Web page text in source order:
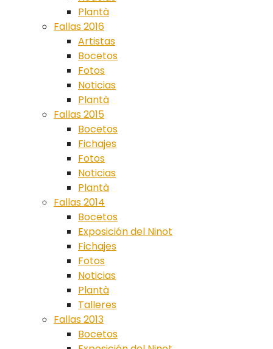
Plantà
Fallas 2016
Artistas
Bocetos
Fotos
Noticias
Plantà
Fallas 2015
Bocetos
Fichajes
Fotos
Noticias
Plantà
Fallas 2014
Bocetos
Exposición del Ninot
Fichajes
Fotos
Noticias
Plantà
Talleres
Fallas 2013
Bocetos